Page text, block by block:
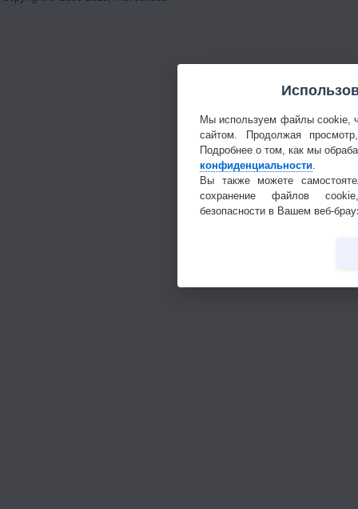
Мы используем файлы cookie,
сайтом. Продолжая
Подробнее о том, как мы
конфиденциальности
Вы также можете
сохранение файлов
безопасности в Вашем веб-